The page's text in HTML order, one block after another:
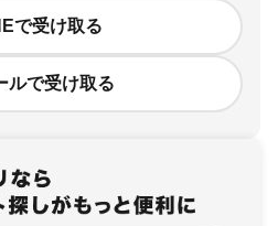
で受け取る
ルで受け取る